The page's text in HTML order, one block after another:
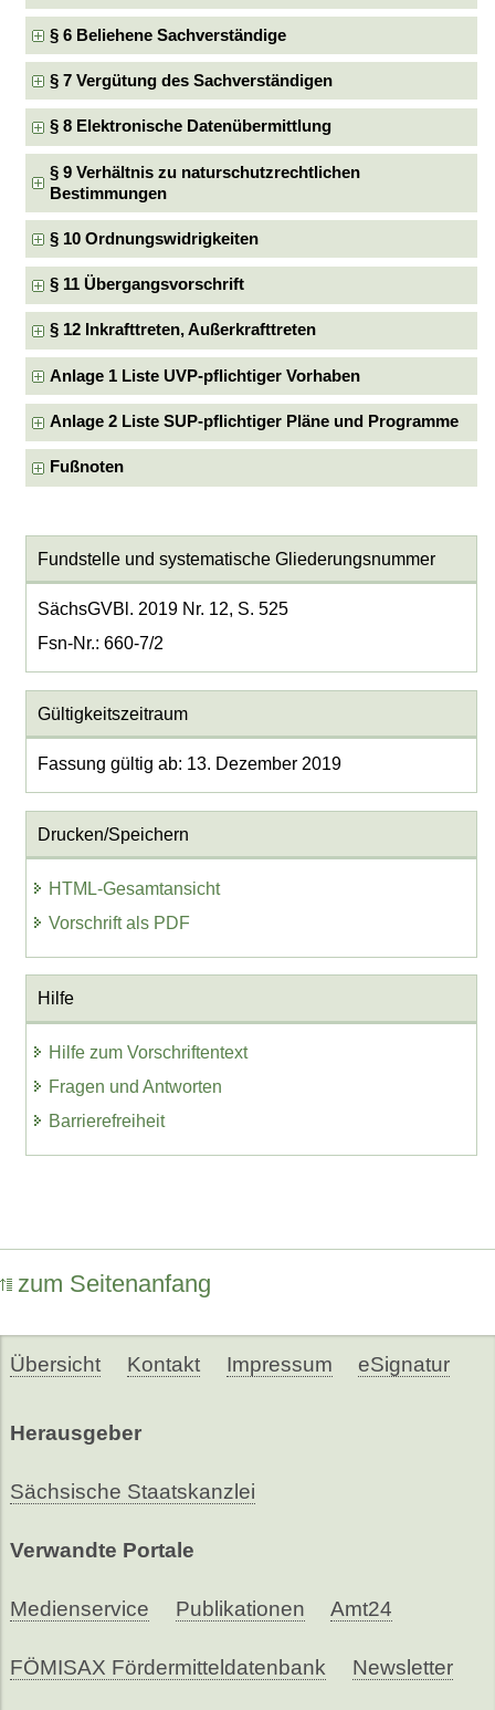
§ 6 Beliehene Sachverständige
§ 7 Vergütung des Sachverständigen
§ 8 Elektronische Datenübermittlung
§ 9 Verhältnis zu naturschutzrechtlichen
Bestimmungen
§ 10 Ordnungswidrigkeiten
§ 11 Übergangsvorschrift
§ 12 Inkrafttreten, Außerkrafttreten
Anlage 1 Liste UVP-pflichtiger Vorhaben
Anlage 2 Liste SUP-pflichtiger Pläne und Programme
Fußnoten
Fundstelle und systematische Gliederungsnummer
SächsGVBl. 2019 Nr. 12, S. 525
Fsn-Nr.: 660-7/2
Gültigkeitszeitraum
Fassung gültig ab: 13. Dezember 2019
Drucken/Speichern
HTML-Gesamtansicht
Vorschrift als PDF
Hilfe
Hilfe zum Vorschriftentext
Fragen und Antworten
Barrierefreiheit
zum Seitenanfang
Übersicht Kontakt Impressum eSignatur
Herausgeber
Sächsische Staatskanzlei
Verwandte Portale
Medienservice Publikationen Amt24
FÖMISAX Fördermitteldatenbank Newsletter